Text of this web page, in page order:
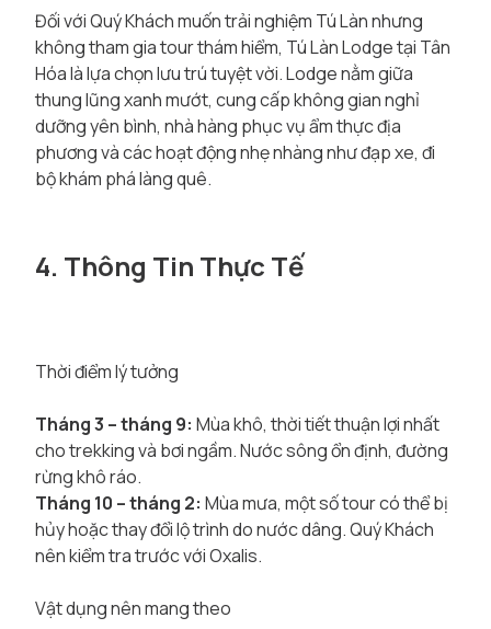
Đối với Quý Khách muốn trải nghiệm Tú Làn nhưng
không tham gia tour thám hiểm, Tú Làn Lodge tại Tân
Hóa là lựa chọn lưu trú tuyệt vời. Lodge nằm giữa
thung lũng xanh mướt, cung cấp không gian nghỉ
dưỡng yên bình, nhà hàng phục vụ ẩm thực địa
phương và các hoạt động nhẹ nhàng như đạp xe, đi
bộ khám phá làng quê.
4. Thông Tin Thực Tế
Thời điểm lý tưởng
Tháng 3 – tháng 9: Mùa khô, thời tiết thuận lợi nhất
cho trekking và bơi ngầm. Nước sông ổn định, đường
rừng khô ráo.
Tháng 10 – tháng 2: Mùa mưa, một số tour có thể bị
hủy hoặc thay đổi lộ trình do nước dâng. Quý Khách
nên kiểm tra trước với Oxalis.
Vật dụng nên mang theo